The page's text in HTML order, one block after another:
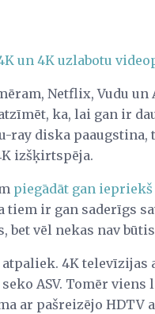
un 4K uzlabotu
Netflix, Vudu un
ka, lai gan ir
ray diska paaugstina,
izšķirtspēja.
piegādāt gan
tiem ir gan saderīgs
bet vēl nekas nav
4K televīzijas
ASV. Tomēr
ar pašreizējo HDTV